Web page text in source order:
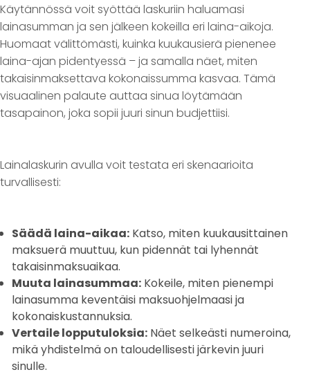
Käytännössä voit syöttää laskuriin haluamasi
lainasumman ja sen jälkeen kokeilla eri laina-aikoja.
Huomaat välittömästi, kuinka kuukausierä pienenee
laina-ajan pidentyessä – ja samalla näet, miten
takaisinmaksettava kokonaissumma kasvaa. Tämä
visuaalinen palaute auttaa sinua löytämään
tasapainon, joka sopii juuri sinun budjettiisi.
Lainalaskurin avulla voit testata eri skenaarioita
turvallisesti:
Säädä laina-aikaa: Katso, miten kuukausittainen
maksuerä muuttuu, kun pidennät tai lyhennät
takaisinmaksuaikaa.
Muuta lainasummaa: Kokeile, miten pienempi
lainasumma keventäisi maksuohjelmaasi ja
kokonaiskustannuksia.
Vertaile lopputuloksia: Näet selkeästi numeroina,
mikä yhdistelmä on taloudellisesti järkevin juuri
sinulle.